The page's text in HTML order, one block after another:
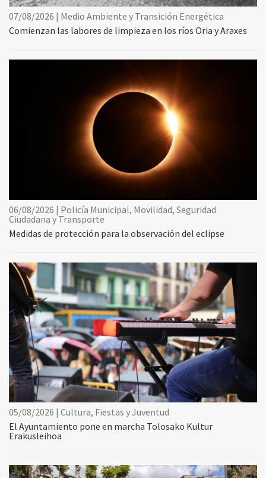
07/08/2026 | Medio Ambiente y Transición Energética
Comienzan las labores de limpieza en los ríos Oria y Araxes
06/08/2026 | Policía Municipal, Movilidad, Seguridad
Ciudadana y Transporte
Medidas de protección para la observación del eclipse
05/08/2026 | Cultura, Fiestas y Juventud
El Ayuntamiento pone en marcha Tolosako Kultur
Erakusleihoa